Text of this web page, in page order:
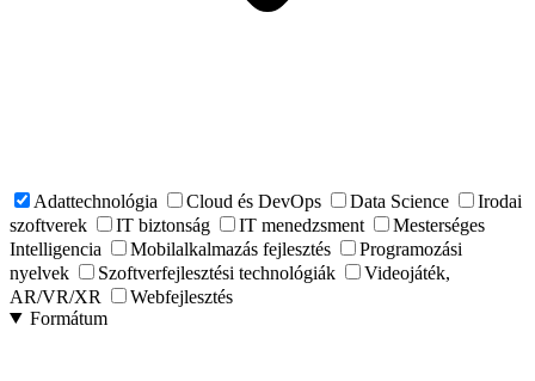
Adattechnológia Cloud és DevOps Data Science
Irodai
szoftverek
IT biztonság IT menedzsment
Mesterséges
Intelligencia
Mobilalkalmazás fejlesztés
Programozási
nyelvek
Szoftverfejlesztési technológiák
Videojáték,
AR/VR/XR
Webfejlesztés
Formátum